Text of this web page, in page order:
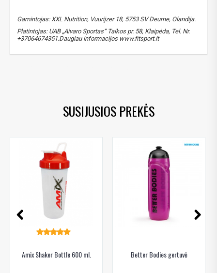
Gamintojas: XXL Nutrition, Vuurijzer 18, 5753 SV Deurne, Olandija.
Platintojas: UAB „Aivaro Sportas“ Taikos pr. 58, Klaipėda, Tel. Nr.
+37064674351.Daugiau informacijos www.fitsport.lt
SUSIJUSIOS PREKĖS
Amix Shaker Bottle 600 ml. Better Bodies gertuvė